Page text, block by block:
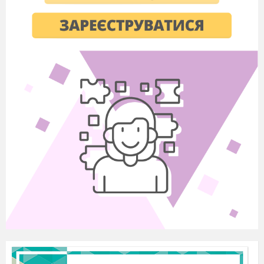
агітбригади «Голос
Землі».
Підведення підсумків
конкурсів.
Відвідування
краєзнавчого музею з
метою вивчення природи
рідного краю.